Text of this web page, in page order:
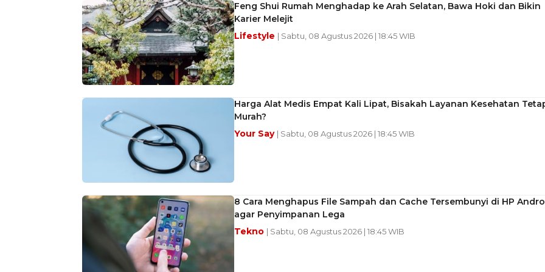
Feng Shui Rumah Menghadap ke Arah Selatan, Bawa Hoki dan Bikin
Karier Melejit
Lifestyle | Sabtu, 08 Agustus 2026 | 18:45 WIB
Harga Alat Medis Empat Kali Lipat, Bisakah Layanan Kesehatan
Murah?
Your Say | Sabtu, 08 Agustus 2026 | 18:45 WIB
8 Cara Menghapus File Sampah dan Cache Tersembunyi di HP
agar Penyimpanan Lega
Tekno | Sabtu, 08 Agustus 2026 | 18:45 WIB